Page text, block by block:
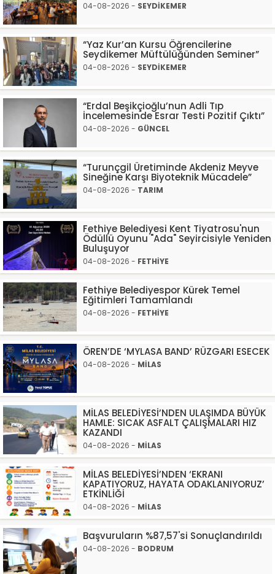
04-08-2026 - SEYDİKEMER
“Yaz Kur’an Kursu Öğrencilerine
Seydikemer Müftülüğünden Seminer”
04-08-2026 - SEYDİKEMER
“Erdal Beşikçioğlu’nun Adli Tıp
İncelemesinde Esrar Testi Pozitif Çıktı”
04-08-2026 - GÜNCEL
“Turunçgil Üretiminde Akdeniz Meyve
Sineğine Karşı Biyoteknik Mücadele”
04-08-2026 - TARIM
Fethiye Belediyesi Kent Tiyatrosu'nun
Ödüllü Oyunu "Ada" Seyircisiyle Yeniden
Buluşuyor
04-08-2026 - FETHİYE
Fethiye Belediyespor Kürek Temel
Eğitimleri Tamamlandı
04-08-2026 - FETHİYE
ÖREN’DE ‘MYLASA BAND’ RÜZGARI ESECEK
04-08-2026 - MİLAS
MİLAS BELEDİYESİ’NDEN ULAŞIMDA BÜYÜK
HAMLE: SICAK ASFALT ÇALIŞMALARI HIZ
KAZANDI
04-08-2026 - MİLAS
MİLAS BELEDİYESİ’NDEN ‘EKRANI
KAPATIYORUZ, HAYATA ODAKLANIYORUZ’
ETKİNLİĞİ
04-08-2026 - MİLAS
Başvuruların %87,57'si Sonuçlandırıldı
04-08-2026 - BODRUM